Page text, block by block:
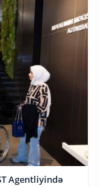
Agentliyində